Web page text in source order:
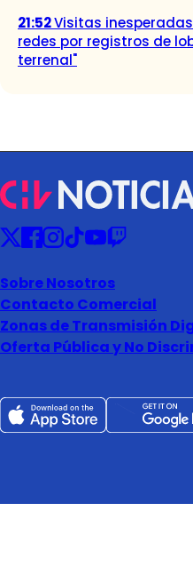
21:52Visitas
redes por registros de
terrenal"
Sobre Nosotros
Contacto Comercial
Zonas de Transmisión
Oferta Pública y No